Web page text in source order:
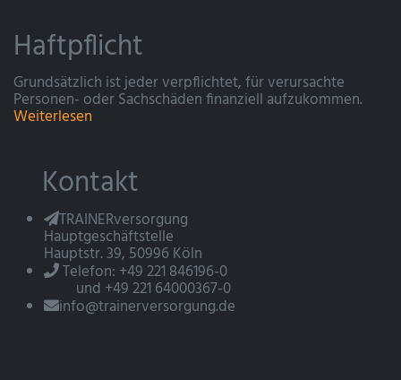
Haftpflicht
Grundsätzlich ist jeder verpflichtet, für verursachte
Personen- oder Sachschäden finanziell aufzukommen.
Weiterlesen
Kontakt
TRAINERversorgung
Hauptgeschäftstelle
Hauptstr. 39, 50996 Köln
Telefon: +49 221 846196-0
und +49 221 64000367-0
info@trainerversorgung.de